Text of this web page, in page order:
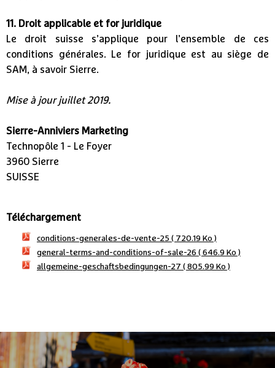
11. Droit applicable et for juridique
Le droit suisse s’applique pour l’ensemble de ces
conditions générales. Le for juridique est au siège de
SAM, à savoir Sierre.
Mise à jour juillet 2019.
Sierre-Anniviers Marketing
Technopôle 1 - Le Foyer
3960 Sierre
SUISSE
Téléchargement
conditions-generales-de-vente-25 ( 720.19 Ko )
general-terms-and-conditions-of-sale-26 ( 646.9 Ko )
allgemeine-geschaftsbedingungen-27 ( 805.99 Ko )